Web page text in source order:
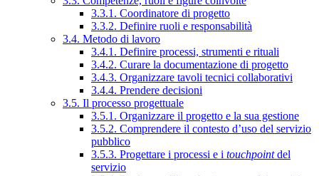
3.3.1. Coordinatore di progetto
3.3.2. Definire ruoli e responsabilità
3.4. Metodo di lavoro
3.4.1. Definire processi, strumenti e rituali
3.4.2. Curare la documentazione di progetto
3.4.3. Organizzare tavoli tecnici collaborativi
3.4.4. Prendere decisioni
3.5. Il processo progettuale
3.5.1. Organizzare il progetto e la sua gestione
3.5.2. Comprendere il contesto d’uso del servizio
pubblico
3.5.3. Progettare i processi e i touchpointdel
servizio